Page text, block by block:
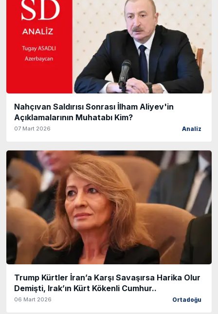
Nahçıvan Saldırısı Sonrası İlham Aliyev'in
Açıklamalarının Muhatabı Kim?
07 Mart 2026 Analiz
Trump Kürtler İran’a Karşı Savaşırsa Harika Olur
Demişti, Irak’ın Kürt Kökenli Cumhur..
06 Mart 2026 Ortadoğu